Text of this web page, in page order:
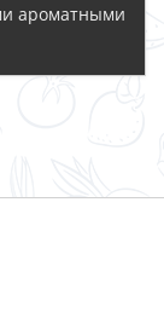
ароматными